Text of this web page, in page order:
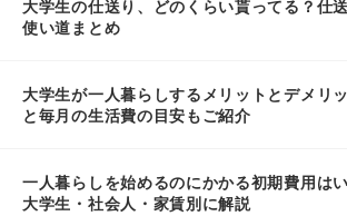
大学生の仕送り、どのくらい貰ってる？仕
使い道まとめ
大学生が一人暮らしするメリットとデメリ
と毎月の生活費の目安もご紹介
一人暮らしを始めるのにかかる初期費用は
大学生・社会人・家賃別に解説